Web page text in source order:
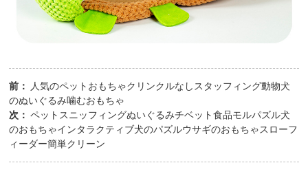
前： 人気のペットおもちゃクリンクルなしスタッフィング動物犬
のぬいぐるみ噛むおもちゃ
次： ペットスニッフィングぬいぐるみチベット食品モルパズル犬
のおもちゃインタラクティブ犬のパズルウサギのおもちゃスローフ
ィーダー簡単クリーン